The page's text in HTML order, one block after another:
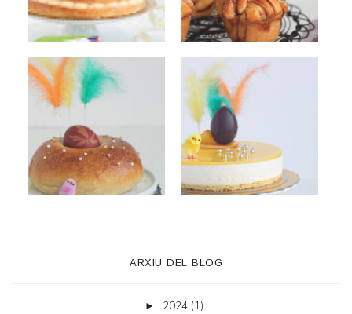
ARXIU DEL BLOG
► 2024 (1)